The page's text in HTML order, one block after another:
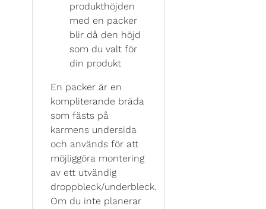
produkthöjden
med en packer
blir då den höjd
som du valt för
din produkt
En packer är en
kompliterande bräda
som fästs på
karmens undersida
och används för att
möjliggöra montering
av ett utvändig
droppbleck/underbleck.
Om du inte planerar